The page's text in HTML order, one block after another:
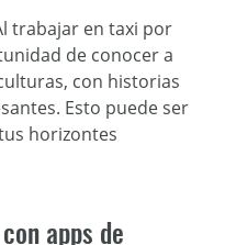
trabajar en taxi por
de conocer a
con historias
Esto puede ser
horizontes
apps de